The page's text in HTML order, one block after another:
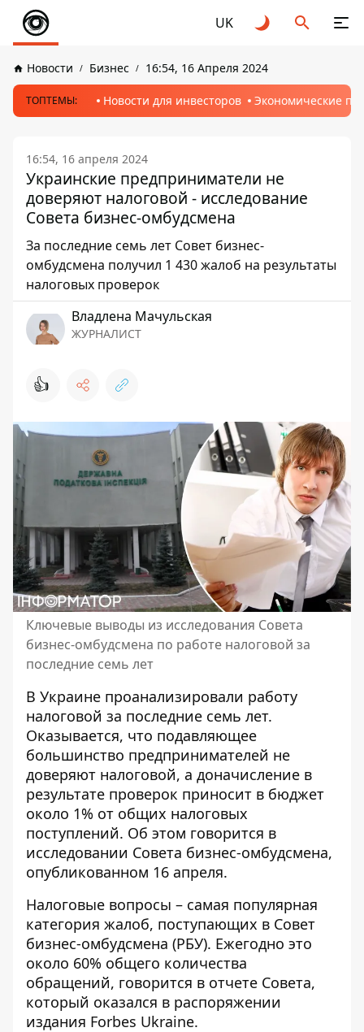
UK
Новости Бизнес 16:54, 16 Апреля 2024
ТОПТЕМЫ: Новости для инвесторов Экономические
16:54, 16 апреля 2024
Украинские предприниматели не
доверяют налоговой - исследование
Совета бизнес-омбудсмена
За последние семь лет Совет бизнес-
омбудсмена получил 1 430 жалоб на результаты
налоговых проверок
Владлена Мачульская
ЖУРНАЛИСТ
👍
Ключевые выводы из исследования Совета
бизнес-омбудсмена по работе налоговой за
последние семь лет
В Украине проанализировали работу
налоговой за последние семь лет.
Оказывается, что подавляющее
большинство предпринимателей не
доверяют налоговой, а доначисление в
результате проверок приносит в бюджет
около 1% от общих налоговых
поступлений. Об этом говорится в
исследовании Совета бизнес-омбудсмена,
опубликованном 16 апреля.
Налоговые вопросы – самая популярная
категория жалоб, поступающих в Совет
бизнес-омбудсмена (РБУ). Ежегодно это
около 60% общего количества
обращений, говорится в отчете Совета,
который оказался в распоряжении
издания Forbes Ukraine.